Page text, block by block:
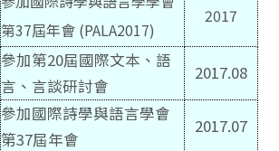
第37屆年會 (PALA2017)
2017
參加第20屆國際文本、語
言、言談研討會
2017.08
參加國際詩學與語言學會
第37屆年會
2017.07